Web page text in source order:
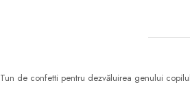
Tun de confetti pentru dezvăluirea genului